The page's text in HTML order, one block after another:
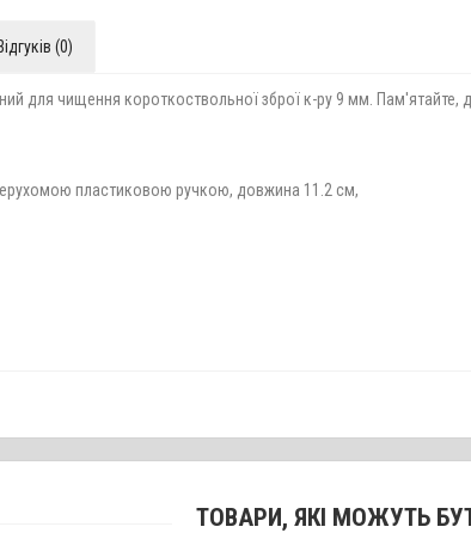
Відгуків (0)
для чищення короткоствольної зброї к-ру 9 мм. Пам'ятайте,
пластиковою ручкою, довжина 11.2 см,
ТОВАРИ, ЯКІ МОЖУТЬ